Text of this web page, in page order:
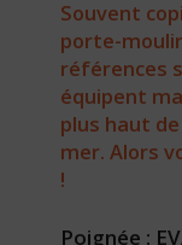
Souvent
porte-
références
équipent
plus haut
mer. Alors
!
Poignée :